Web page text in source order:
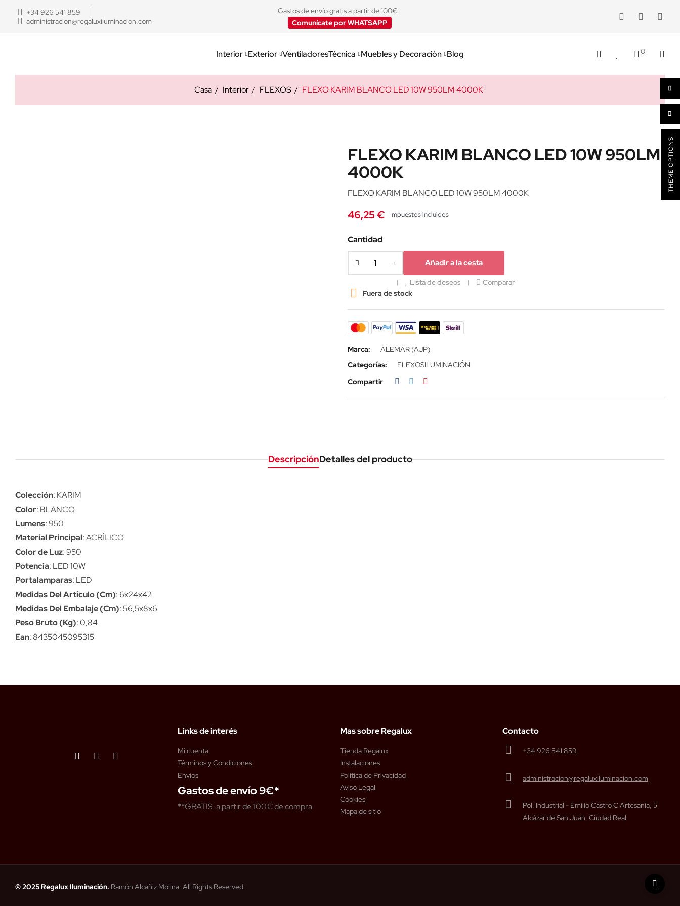
+34 926 541 859
administracion@regaluxiluminacion.com
Gastos de envío gratis a partir de 100€
Comunícate por WHATSAPP
Interior Exterior VentiladoresTécnica Muebles y Decoración Blog 0
Casa Interior FLEXOS FLEXO KARIM BLANCO LED 10W 950LM 4000K
FLEXO KARIM BLANCO LED 10W 950LM
4000K
FLEXO KARIM BLANCO LED 10W 950LM 4000K
46,25 € Impuestos incluidos
Cantidad
Añadir a la cesta
Lista de deseos Comparar
 Fuera de stock
Marca:
ALEMAR (AJP)
Categorías:
FLEXOSILUMINACIÓN
Compartir
DescripciónDetalles del producto
Colección: KARIM
Color: BLANCO
Lumens: 950
Material Principal: ACRÍLICO
Color de Luz: 950
Potencia: LED 10W
Portalamparas: LED
Medidas Del Artículo (Cm): 6x24x42
Medidas Del Embalaje (Cm): 56,5x8x6
Peso Bruto (Kg): 0,84
Ean: 8435045095315
Links de interés
Mi cuenta
Términos y Condiciones
Envíos
Gastos de envío 9€*
**GRATIS a partir de 100€ de compra
Mas sobre Regalux
Tienda Regalux
Instalaciones
Política de Privacidad
Aviso Legal
Cookies
Mapa de sitio
Contacto
+34 926 541 859
administracion@regaluxiluminacion.com
Pol. Industrial - Emilio Castro C Artesanía, 5
Alcázar de San Juan, Ciudad Real
© 2025 Regalux Iluminación. Ramón Alcañiz Molina. All Rights Reserved
THEME OPTIONS